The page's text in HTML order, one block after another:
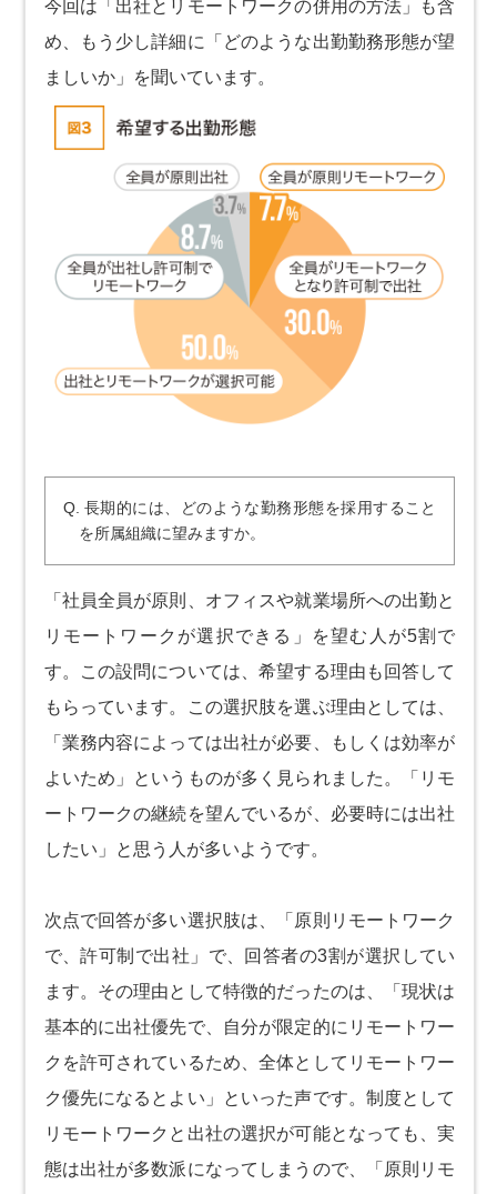
今回は「出社とリモートワークの併用の方法」も含
め、もう少し詳細に「どのような出勤勤務形態が望
ましいか」を聞いています。
Q. 長期的には、どのような勤務形態を採用すること
を所属組織に望みますか。
「社員全員が原則、オフィスや就業場所への出勤と
リモートワークが選択できる」を望む人が5割で
す。この設問については、希望する理由も回答して
もらっています。この選択肢を選ぶ理由としては、
「業務内容によっては出社が必要、もしくは効率が
よいため」というものが多く見られました。「リモ
ートワークの継続を望んでいるが、必要時には出社
したい」と思う人が多いようです。
次点で回答が多い選択肢は、「原則リモートワーク
で、許可制で出社」で、回答者の3割が選択してい
ます。その理由として特徴的だったのは、「現状は
基本的に出社優先で、自分が限定的にリモートワー
クを許可されているため、全体としてリモートワー
ク優先になるとよい」といった声です。制度として
リモートワークと出社の選択が可能となっても、実
態は出社が多数派になってしまうので、「原則リモ